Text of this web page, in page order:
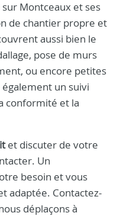
Montceaux et ses
de chantier propre et
aussi bien le
pose de murs
ou encore petites
un suivi
conformité et la
et discuter de votre
Un
besoin et vous
adaptée. Contactez-
déplaçons à